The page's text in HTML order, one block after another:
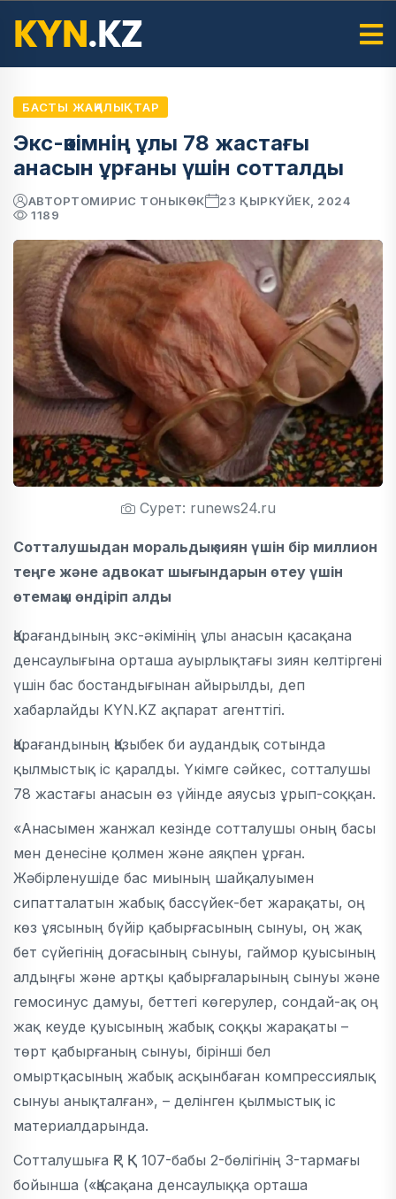
БАСТЫ ЖАҢАЛЫҚТАР
Экс-әкімнің ұлы 78 жастағы
анасын ұрғаны үшін сотталды
АВТОРТОМИРИС ТОНЫКӨК
23 ҚЫРКҮЙЕК, 2024
1189
Сурет: runews24.ru
Сотталушыдан моральдық зиян үшін бір миллион
теңге және адвокат шығындарын өтеу үшін
өтемақы өндіріп алды
Қарағандының экс-әкімінің ұлы анасын қасақана
денсаулығына орташа ауырлықтағы зиян келтіргені
үшін бас бостандығынан айырылды, деп
хабарлайды KYN.KZ ақпарат агенттігі.
Қарағандының Қазыбек би аудандық сотында
қылмыстық іс қаралды. Үкімге сәйкес, сотталушы
78 жастағы анасын өз үйінде аяусыз ұрып-соққан.
«Анасымен жанжал кезінде сотталушы оның басы
мен денесіне қолмен және аяқпен ұрған.
Жәбірленушіде бас миының шайқалуымен
сипатталатын жабық бассүйек-бет жарақаты, оң
көз ұясының бүйір қабырғасының сынуы, оң жақ
бет сүйегінің доғасының сынуы, гаймор қуысының
алдыңғы және артқы қабырғаларының сынуы және
гемосинус дамуы, беттегі көгерулер, сондай-ақ оң
жақ кеуде қуысының жабық соққы жарақаты –
төрт қабырғаның сынуы, бірінші бел
омыртқасының жабық асқынбаған компрессиялық
сынуы анықталған», – делінген қылмыстық іс
материалдарында.
Сотталушыға ҚР ҚК 107-бабы 2-бөлігінің 3-тармағы
бойынша («Қасақана денсаулыққа орташа